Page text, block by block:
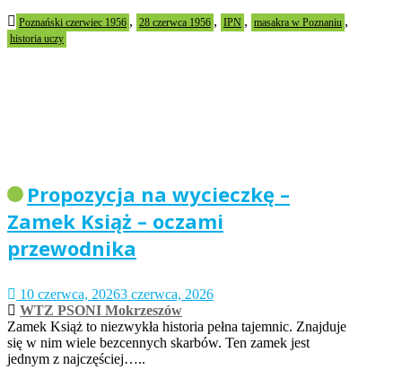
Poznański czerwiec 1956 , 28 czerwca 1956 , IPN , masakra w Poznaniu ,
historia uczy
Propozycja na wycieczkę –
Zamek Książ – oczami
przewodnika
10 czerwca, 20263 czerwca, 2026
WTZ PSONI Mokrzeszów
Zamek Książ to niezwykła historia pełna tajemnic. Znajduje
się w nim wiele bezcennych skarbów. Ten zamek jest
jednym z najczęściej…..